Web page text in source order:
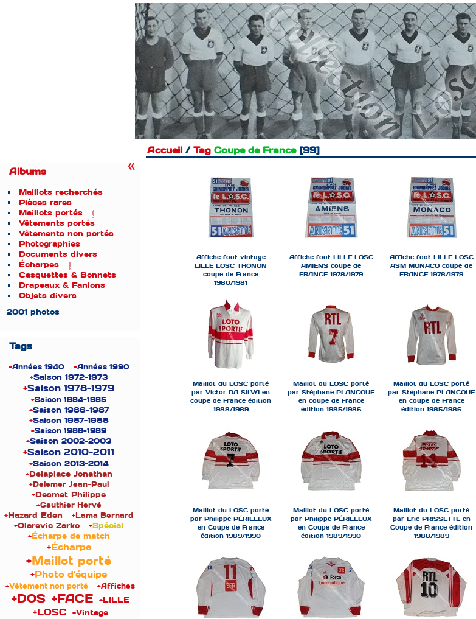
Albums
Maillots recherchés
Pièces rares
Maillots portés
Vêtements portés
Vêtements non portés
Photographies
Documents divers
Écharpes
Casquettes & Bonnets
Drapeaux & Fanions
Objets divers
2001 photos
Tags
+Années 1940 +Années 1990
+Saison 1972-1973
+Saison 1978-1979
+Saison 1984-1985
+Saison 1986-1987
+Saison 1987-1988
+Saison 1988-1989
+Saison 2002-2003
+Saison 2010-2011
+Saison 2013-2014
+Delaplace Jonathan
+Delemer Jean-Paul
+Desmet Philippe
+Gauthier Hervé
+Hazard Eden +Lama Bernard
+Olarevic Zarko +Spécial
+Écharpe de match
+Écharpe
+Maillot porté
+Photo d'équipe
+Vêtement non porté +Affiches
+DOS +FACE +LILLE
+LOSC +Vintage
Accueil / Tag Coupe de France 99
Affiche foot vintage
LILLE LOSC THONON
coupe de France
1980/1981
Affiche foot LILLE LOSC
AMIENS coupe de
FRANCE 1978/1979
Affiche foot LILLE LOSC
ASM MONACO coupe de
FRANCE 1978/1979
Maillot du LOSC porté
par Victor DA SILVA en
coupe de France édition
1988/1989
Maillot du LOSC porté
par Stéphane PLANCQUE
en coupe de France
édition 1985/1986
Maillot du LOSC porté
par Stéphane PLANCQUE
en coupe de France
édition 1985/1986
Maillot du LOSC porté
par Philippe PÉRILLEUX
en Coupe de France
édition 1989/1990
Maillot du LOSC porté
par Philippe PÉRILLEUX
en Coupe de France
édition 1989/1990
Maillot du LOSC porté
par Eric PRISSETTE en
Coupe de France édition
1988/1989